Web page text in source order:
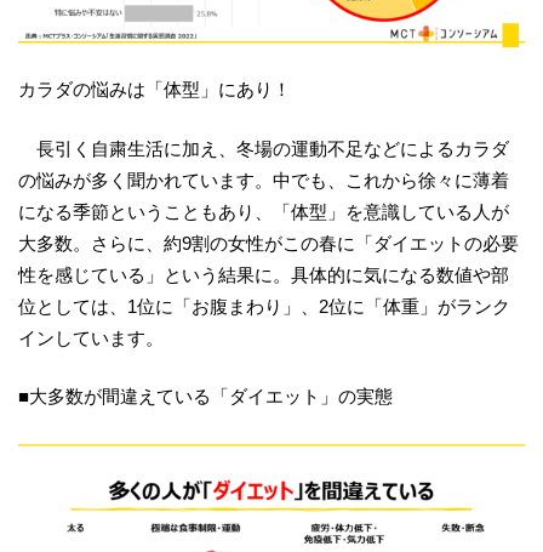
カラダの悩みは「体型」にあり！
長引く自粛生活に加え、冬場の運動不足などによるカラダ
の悩みが多く聞かれています。中でも、これから徐々に薄着
になる季節ということもあり、「体型」を意識している人が
大多数。さらに、約9割の女性がこの春に「ダイエットの必要
性を感じている」という結果に。具体的に気になる数値や部
位としては、1位に「お腹まわり」、2位に「体重」がランク
インしています。
■大多数が間違えている「ダイエット」の実態